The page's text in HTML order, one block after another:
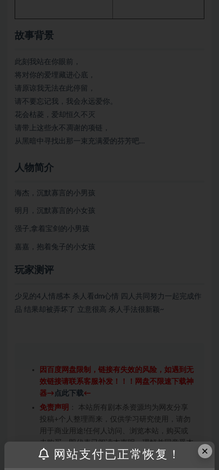
故事背景
此刻我站在你眼前，
将对你的爱埋藏进心底，
请原谅我无法在此停留，
请不要忘记我，我会永远爱你。
花会枯菱，爱却恒久不灭
请带上这些永不凋谢的项链，
从黑暗中寻找出那一束充满爱的芬芳吧…
人物简介
海杰，沉默寡言的小男孩
明月，沉默寡言的小女孩
强子,拿着宝剑的小男孩
嘉嘉，抱着兔子的小女孩
玩家测评
少见的4人情感本 杀人看dm心情 四人共同努力一起完成作
品 结果却被弄坏了 立意很高 杀人手法很新颖~
因百度网盘限制，链接有失效的风险，如遇到无
效链接请联系客服补发！！！网盘不限速下载神
器→ 点此下载←
免责声明 ： 本站所有剧本杀资源均为网友分享
投稿+个人整理而来，仅供学习研究使用，请勿
用于商业用途!任何人访问、浏览本站，购买或
未购买，即代表已阅读本声明，理解并同意受本
条约约束，并遵守所有适用的法律法规。
×
网站支付已正常恢复！